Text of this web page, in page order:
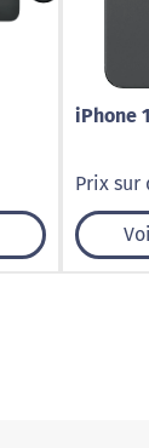
iPhone
Prix sur